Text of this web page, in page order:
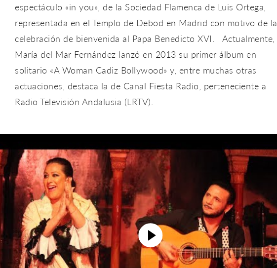
espectáculo «in you», de la Sociedad Flamenca de Luis Ortega,
representada en el Templo de Debod en Madrid con motivo de la
celebración de bienvenida al Papa Benedicto XVI. Actualmente,
María del Mar Fernández lanzó en 2013 su primer álbum en
solitario «A Woman Cadiz Bollywood» y, entre muchas otras
actuaciones, destaca la de Canal Fiesta Radio, perteneciente a
Radio Televisión Andalusia (LRTV).